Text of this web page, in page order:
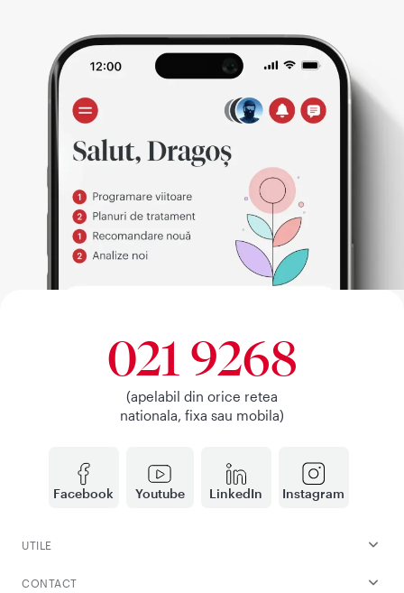
Facebook Youtube LinkedIn Instagram
021 9268
(apelabil din orice retea
nationala, fixa sau mobila)
UTILE
CONTACT